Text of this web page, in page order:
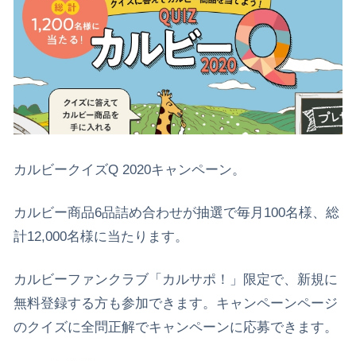
カルビークイズQ 2020キャンペーン。
カルビー商品6品詰め合わせが抽選で毎月100名様、総
計12,000名様に当たります。
カルビーファンクラブ「カルサポ！」限定で、新規に
無料登録する方も参加できます。キャンペーンページ
のクイズに全問正解でキャンペーンに応募できます。